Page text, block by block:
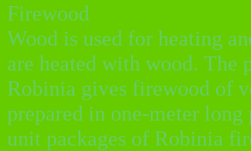
Firewood
Wood is used for heating
are heated with wood. The
Robinia gives firewood of
prepared in one-meter
unit packages of Robinia